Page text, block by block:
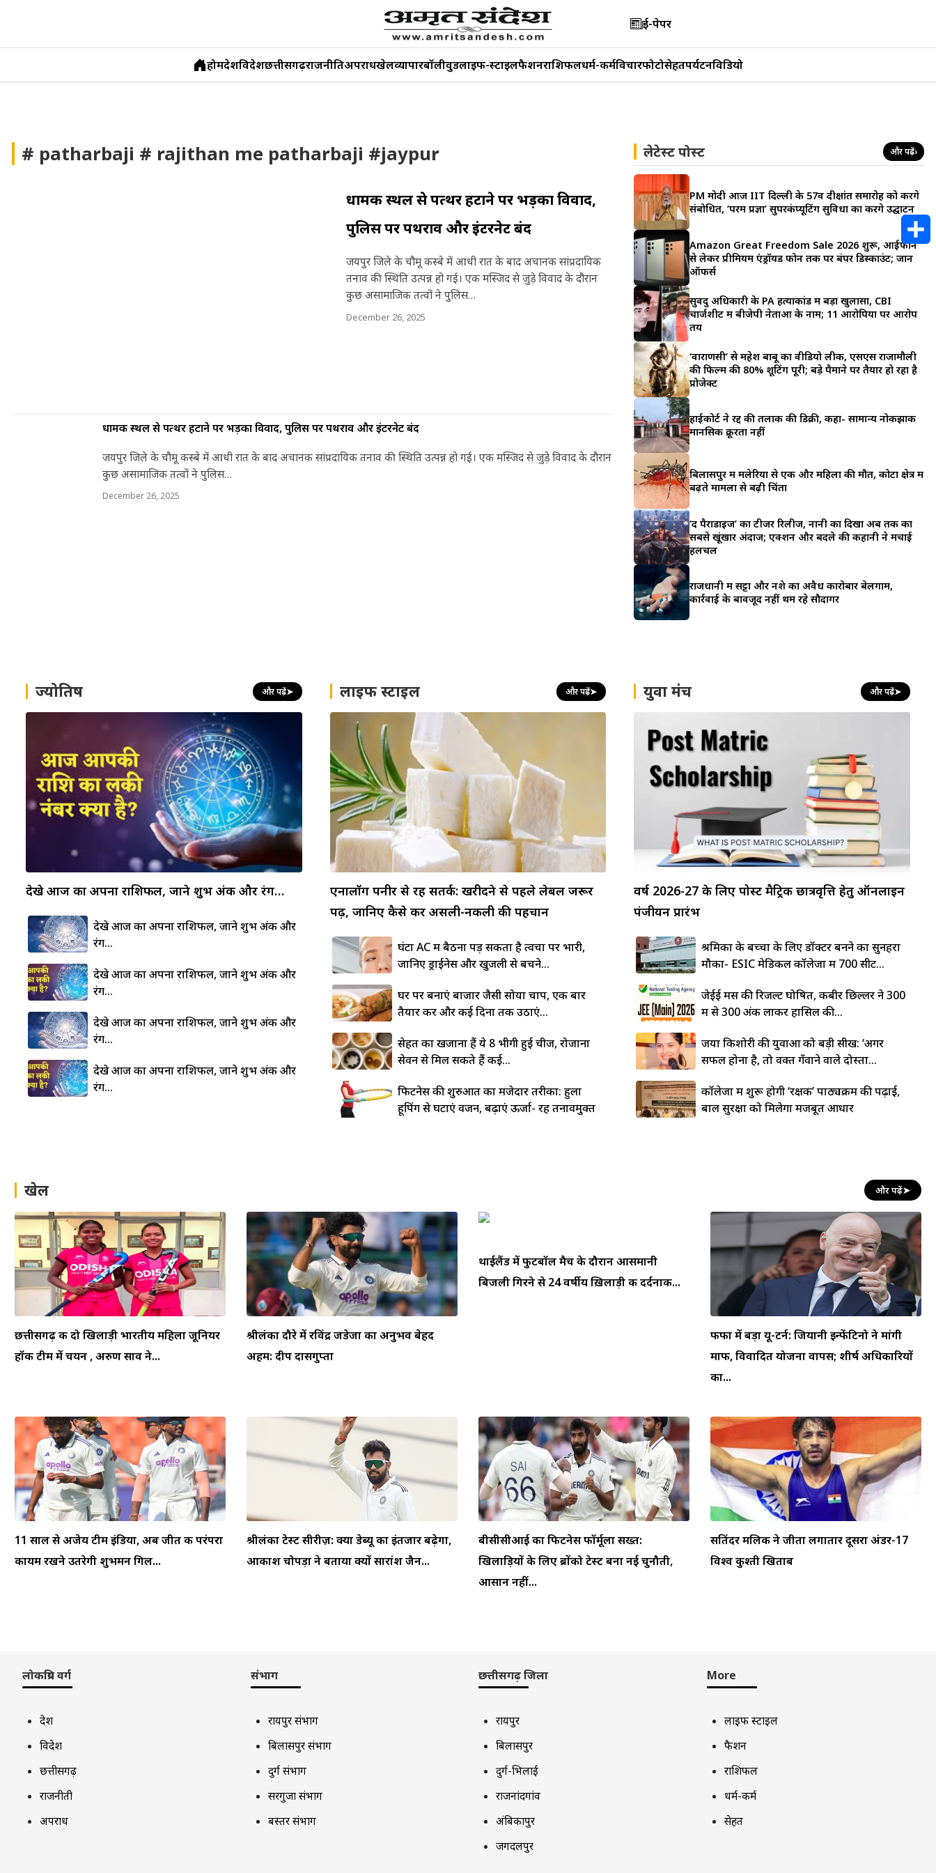
content
ई-पेपर
होमदेशविदेशछत्तीसगढ़राजनीतिअपराधखेलव्यापारबॉलीवुडलाइफ-स्टाइलफैशनराशिफलधर्म-कर्मविचारफोटोसेहतपर्यटनविडियो
# patharbaji # rajithan me patharbaji #jaypur
धार्मिक स्थल से पत्थर हटाने पर भड़का विवाद,
पुलिस पर पथराव और इंटरनेट बंद
जयपुर जिले के चौमू कस्बे में आधी रात के बाद अचानक सांप्रदायिक
तनाव की स्थिति उत्पन्न हो गई। एक मस्जिद से जुड़े विवाद के दौरान
कुछ असामाजिक तत्वों ने पुलिस…
December 26, 2025
धार्मिक स्थल से पत्थर हटाने पर भड़का विवाद, पुलिस पर पथराव और इंटरनेट बंद
जयपुर जिले के चौमू कस्बे में आधी रात के बाद अचानक सांप्रदायिक तनाव की स्थिति उत्पन्न हो गई। एक मस्जिद से जुड़े विवाद के दौरान
कुछ असामाजिक तत्वों ने पुलिस…
December 26, 2025
लेटेस्ट पोस्ट और पढ़ें›
PM मोदी आज IIT दिल्ली के 57वें दीक्षांत समारोह को करेंगे
संबोधित, ‘परम प्रज्ञा’ सुपरकंप्यूटिंग सुविधा का करेंगे उद्घाटन
Amazon Great Freedom Sale 2026 शुरू, आईफोन
से लेकर प्रीमियम एंड्रॉयड फोन तक पर बंपर डिस्काउंट; जानें
ऑफर्स
सुवेंदु अधिकारी के PA हत्याकांड में बड़ा खुलासा, CBI
चार्जशीट में बीजेपी नेताओं के नाम; 11 आरोपियों पर आरोप
तय
‘वाराणसी’ से महेश बाबू का वीडियो लीक, एसएस राजामौली
की फिल्म की 80% शूटिंग पूरी; बड़े पैमाने पर तैयार हो रहा है
प्रोजेक्ट
हाईकोर्ट ने रद्द की तलाक की डिक्री, कहा- सामान्य नोकझोंक
मानसिक क्रूरता नहीं
बिलासपुर में मलेरिया से एक और महिला की मौत, कोटा क्षेत्र में
बढ़ते मामलों से बढ़ी चिंता
‘द पैराडाइज’ का टीजर रिलीज, नानी का दिखा अब तक का
सबसे खूंखार अंदाज; एक्शन और बदले की कहानी ने मचाई
हलचल
राजधानी में सट्टा और नशे का अवैध कारोबार बेलगाम,
कार्रवाई के बावजूद नहीं थम रहे सौदागर
ज्योतिष और पढ़ें➤
देखे आज का अपना राशिफल, जाने शुभ अंक और रंग…
देखे आज का अपना राशिफल, जाने शुभ अंक और
रंग…
देखे आज का अपना राशिफल, जाने शुभ अंक और
रंग…
देखे आज का अपना राशिफल, जाने शुभ अंक और
रंग…
देखे आज का अपना राशिफल, जाने शुभ अंक और
रंग…
लाइफ स्टाइल और पढ़ें➤
एनालॉग पनीर से रहें सतर्क: खरीदने से पहले लेबल जरूर
पढ़ें, जानिए कैसे करें असली-नकली की पहचान
घंटों AC में बैठना पड़ सकता है त्वचा पर भारी,
जानिए ड्राईनेस और खुजली से बचने...
घर पर बनाएं बाजार जैसी सोया चाप, एक बार
तैयार करें और कई दिनों तक उठाएं...
सेहत का खजाना हैं ये 8 भीगी हुई चीजें, रोजाना
सेवन से मिल सकते हैं कई...
फिटनेस की शुरुआत का मजेदार तरीका: हुला
हूपिंग से घटाएं वजन, बढ़ाएं ऊर्जा- रहें तनावमुक्त
युवा मंच और पढ़ें➤
वर्ष 2026-27 के लिए पोस्ट मैट्रिक छात्रवृत्ति हेतु ऑनलाइन
पंजीयन प्रारंभ
श्रमिकों के बच्चों के लिए डॉक्टर बनने का सुनहरा
मौका- ESIC मेडिकल कॉलेजों में 700 सीटें...
जेईई मेंस की रिजल्ट घोषित, कबीर छिल्लर ने 300
में से 300 अंक लाकर हासिल की...
जया किशोरी की युवाओं को बड़ी सीख: ‘अगर
सफल होना है, तो वक्त गँवाने वाले दोस्तों...
कॉलेजों में शुरू होगी ‘रक्षक’ पाठ्यक्रम की पढ़ाई,
बाल सुरक्षा को मिलेगा मजबूत आधार
खेल और पढ़ें➤
छत्तीसगढ़ की दो खिलाड़ी भारतीय महिला जूनियर
हॉकी टीम में चयन , अरुण साव ने...
श्रीलंका दौरे में रविंद्र जडेजा का अनुभव बेहद
अहम: दीप दासगुप्ता
थाईलैंड में फुटबॉल मैच के दौरान आसमानी
बिजली गिरने से 24 वर्षीय ख़िलाड़ी की दर्दनाक...
फीफा में बड़ा यू-टर्न: जियानी इन्फेंटिनो ने मांगी
माफी, विवादित योजना वापस; शीर्ष अधिकारियों
का...
11 साल से अजेय टीम इंडिया, अब जीत की परंपरा
कायम रखने उतरेगी शुभमन गिल...
श्रीलंका टेस्ट सीरीज़: क्या डेब्यू का इंतजार बढ़ेगा,
आकाश चोपड़ा ने बताया क्यों सारांश जैन...
बीसीसीआई का फिटनेस फॉर्मूला सख्त:
खिलाड़ियों के लिए ब्रोंको टेस्ट बना नई चुनौती,
आसान नहीं...
सतिंदर मलिक ने जीता लगातार दूसरा अंडर-17
विश्व कुश्ती खिताब
लोकप्रिय वर्ग
देश
विदेश
छत्तीसगढ़
राजनीती
अपराध
संभाग
रायपुर संभाग
बिलासपुर संभाग
दुर्ग संभाग
सरगुजा संभाग
बस्तर संभाग
छत्तीसगढ़ जिला
रायपुर
बिलासपुर
दुर्ग-भिलाई
राजनांदगांव
अंबिकापुर
जगदलपुर
More
लाइफ स्टाइल
फैशन
राशिफल
धर्म-कर्म
सेहत
S
a
e